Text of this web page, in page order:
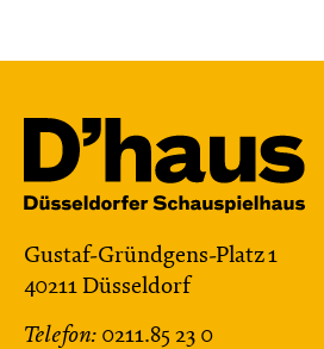
Gustaf-Gründgens-Platz 1
40211 Düsseldorf
Telefon: 0211.85 23 0